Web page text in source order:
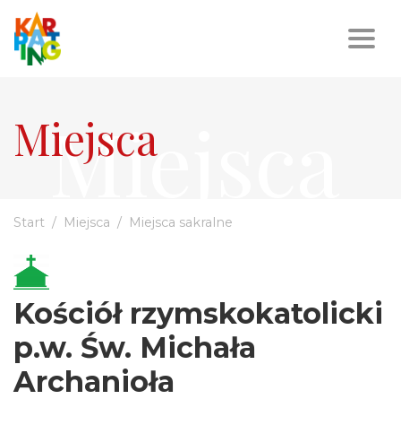
Miejsca
Miejsca
Start Miejsca Miejsca sakralne
Kościół rzymskokatolicki
p.w. Św. Michała
Archanioła